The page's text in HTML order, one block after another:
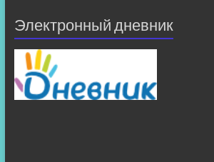
Электронный дневник